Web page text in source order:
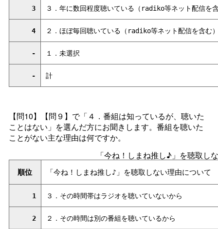
3 ３．年に数回程度聴いている（radiko等ネット配信を
4 ２．ほぼ毎回聴いている（radiko等ネット配信を含む
- １．未選択
- 計
【問10】【問９】で「４．番組は知っているが、聴いた
ことはない」を選んだ方にお聞きします。番組を聴いた
ことがない主な理由は何ですか。
「今ね！しまね推し♪」を聴取し
順位 「今ね！しまね推し♪」を聴取しない理由について
1 ３．その時間帯はラジオを聴いていないから
2 ２．その時間は別の番組を聴いているから